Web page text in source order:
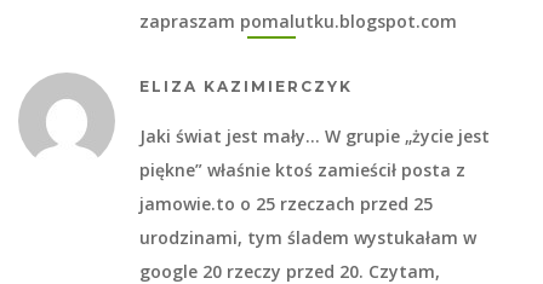
zapraszam pomalutku.blogspot.com
ELIZA KAZIMIERCZYK
Jaki świat jest mały… W grupie „życie jest
piękne” właśnie ktoś zamieścił posta z
jamowie.to o 25 rzeczach przed 25
urodzinami, tym śladem wystukałam w
google 20 rzeczy przed 20. Czytam,